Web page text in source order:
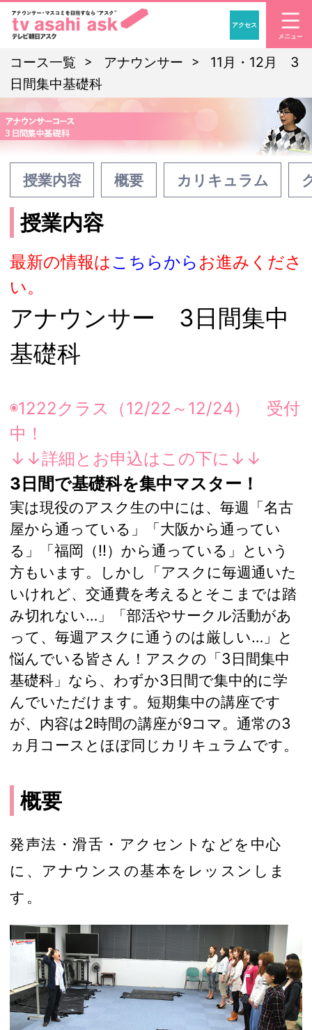
「アナウンサー・マ
アクセス
コース一覧 アナウンサー
11月・12月 3
日間集中基礎科
授業内容 概要 カリキュラム
授業内容
最新の情報はこちらから お進みくださ
い。
アナウンサー 3日間集中
基礎科
◉1222クラス（12/22～12/24） 受付
中！
↓↓詳細とお申込はこの下に↓↓
3日間で基礎科を集中マスター！
実は現役のアスク生の中には、毎週「名古
屋から通っている」「大阪から通ってい
る」「福岡（!!）から通っている」という
方もいます。しかし「アスクに毎週通いた
いけれど、交通費を考えるとそこまでは踏
み切れない…」「部活やサークル活動があ
って、毎週アスクに通うのは厳しい…」と
悩んでいる皆さん！アスクの「3日間集中
基礎科」なら、わずか3日間で集中的に学
んでいただけます。短期集中の講座です
が、内容は2時間の講座が9コマ。通常の3
ヵ月コースとほぼ同じカリキュラムです。
概要
発声法・滑舌・アクセントなどを中心
に、アナウンスの基本をレッスンしま
す。